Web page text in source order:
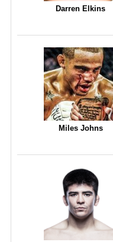
Darren Elkins
Miles Johns